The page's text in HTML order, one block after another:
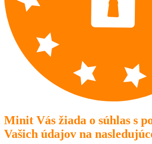
Minit Vás žiada o súhlas s
Vašich údajov na